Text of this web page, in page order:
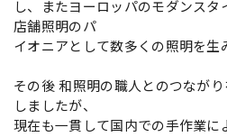
し、またヨーロッパのモダンス
店舗照明のパ
イオニアとして数多くの照明を生
その後 和照明の職人とのつなが
しましたが、
現在も一貫して国内での手作業に